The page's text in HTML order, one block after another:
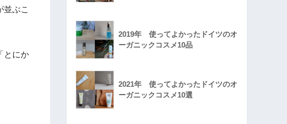
並ぶこ
とにか
2019年 使ってよかったドイツのオ
ーガニックコスメ10品
2021年 使ってよかったドイツのオ
ーガニックコスメ10選